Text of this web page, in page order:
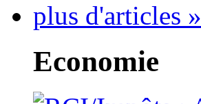
plus d'articles »
Economie